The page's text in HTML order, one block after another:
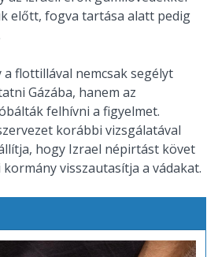
előtt, fogva tartása alatt pedig
flottillával nemcsak segélyt
Gázába, hanem az
felhívni a figyelmet.
korábbi vizsgálatával
hogy Izrael népirtást követ
kormány visszautasítja a vádakat.